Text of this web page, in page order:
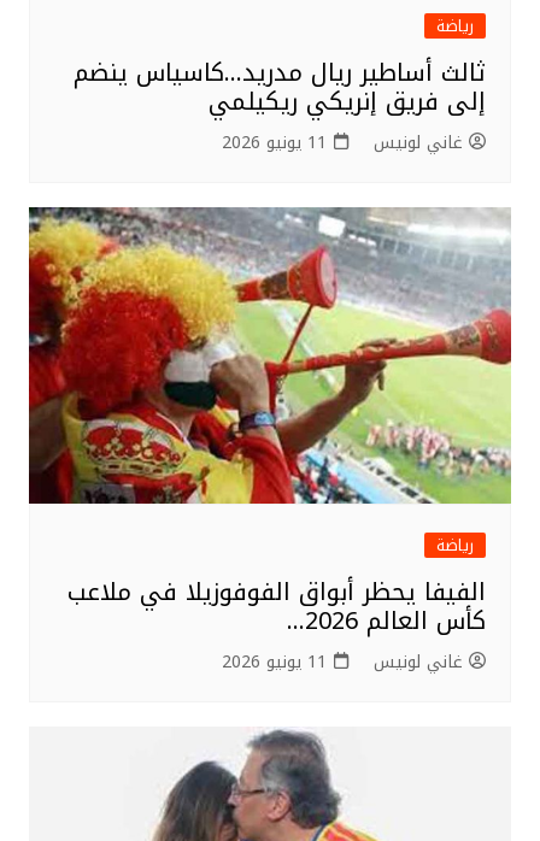
رياضة
ثالث أساطير ريال مدريد…كاسياس ينضم
إلى فريق إنريكي ريكيلمي
غاني لونيس 11 يونيو 2026
رياضة
الفيفا يحظر أبواق الفوفوزيلا في ملاعب
كأس العالم 2026…
غاني لونيس 11 يونيو 2026